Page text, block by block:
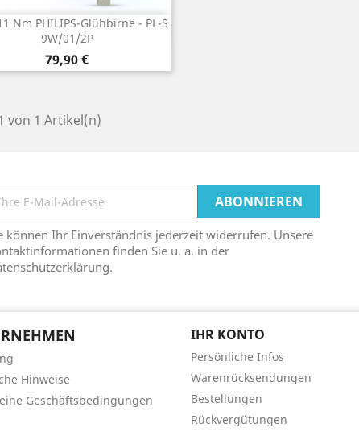
Nm PHILIPS-Glühbirne - PL-S
9W/01/2P
Preis
79,90 €
Vorschau
von 1 Artikel(n)
können Ihr Einverständnis jederzeit widerrufen. Unsere
finden Sie u. a. in der
Hinweise
Geschäftsbedingungen
IHR KONTO
Persönliche Infos
Warenrücksendungen
Bestellungen
Rückvergütungen